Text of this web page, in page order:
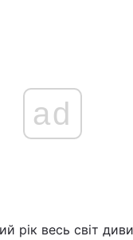
ad
рік весь світ